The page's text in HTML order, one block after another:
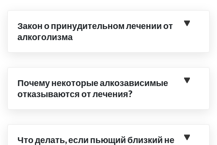
Закон о принудительном лечении от
алкоголизма
Почему некоторые алкозависимые
отказываются от лечения?
Что делать, если пьющий близкий не